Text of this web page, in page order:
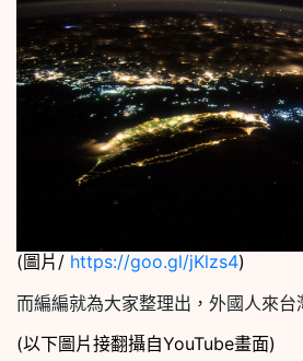
(圖片/ https://goo.gl/jKlzs4)
而編編就為大家整理出，外國人來台
(以下圖片接翻攝自YouTube畫面)